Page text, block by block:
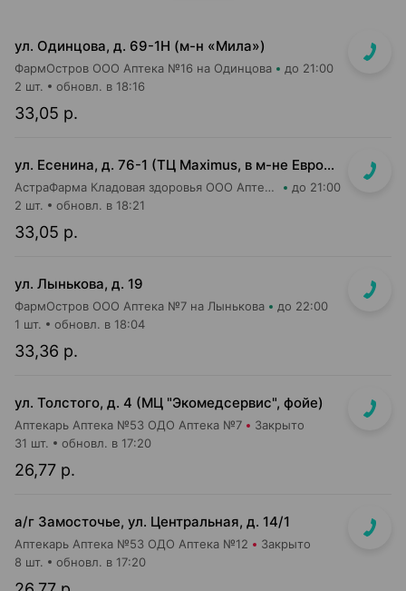
ул. Одинцова, д. 69-1Н (м-н «Мила»)
ФармОстров ООО Аптека №16 на Одинцова до 21:00
33,05 р.
2 шт. обновл. в 18:16
ул. Есенина, д. 76-1 (ТЦ Maximus, в м-не Евроопт Super)
АстраФарма Кладовая здоровья ООО Аптека №9 до 21:00
33,05 р.
2 шт. обновл. в 18:21
ул. Лынькова, д. 19
ФармОстров ООО Аптека №7 на Лынькова до 22:00
33,36 р.
1 шт. обновл. в 18:04
ул. Толстого, д. 4 (МЦ "Экомедсервис", фойе)
Аптекарь Аптека №53 ОДО Аптека №7 Закрыто
26,77 р.
31 шт. обновл. в 17:20
а/г Замосточье, ул. Центральная, д. 14/1
Аптекарь Аптека №53 ОДО Аптека №12 Закрыто
8 шт. обновл. в 17:20